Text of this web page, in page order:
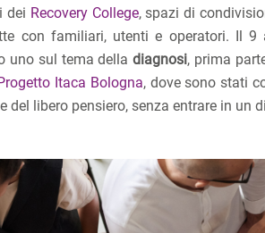
dei Recovery College, spazi di
con familiari, utenti e operatori. Il
uno sul tema delladiagnosi, prima
Itaca Bologna, dove sono stati
del libero pensiero, senza entrare in